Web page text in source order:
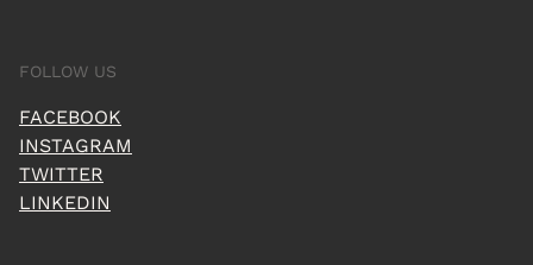
FOLLOW US
FACEBOOK
INSTAGRAM
TWITTER
LINKEDIN